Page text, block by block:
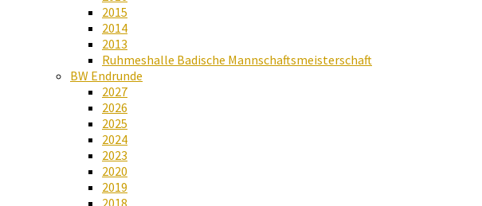
2015
2014
2013
Ruhmeshalle Badische Mannschaftsmeisterschaft
BW Endrunde
2027
2026
2025
2024
2023
2020
2019
2018